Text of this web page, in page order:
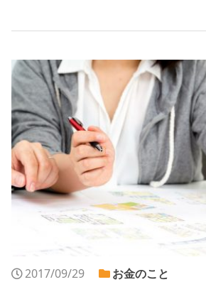
2017/09/29 お金のこと